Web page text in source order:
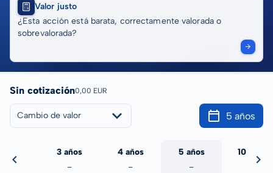
Valor justo
¿Esta acción está barata, correctamente valorada o
sobrevalorada?
Sin cotización0,00 EUR
Cambio de valor 5 años
3 años
-
4 años
-
5 años
-
10 años